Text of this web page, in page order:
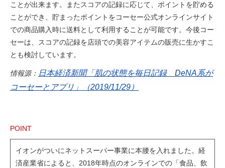
ことが出来ます。またスコアの記録に応じて、ポイントを貯める
ことができ、貯まったポイントをコーセー公式オンラインサイト
での商品購入時に送料として利用することが可能です。今後コー
セーは、スコアの記録を店頭での美容アイテムの販売に生かすこ
とも検討しています。
情報源： 日本経済新聞「肌の状態を毎日記録 DeNA系が
コーセーとアプリ」（2019/11/29）
POINT
イオンがついにネットスーパー事業に本腰を入れました。経
済産業省によると、2018年時点のオンラインでの「食品、飲